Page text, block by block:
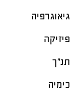
גיאוגרפיה
פיזיקה
תנ"ך
כימיה